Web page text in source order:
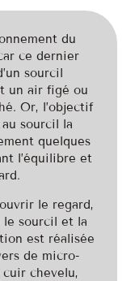
du
ce dernier
sourcil
un air figé ou
Or, l’objectif
sourcil la
quelques
l’équilibre et
le regard,
le sourcil et la
est réalisée
de micro-
chevelu,